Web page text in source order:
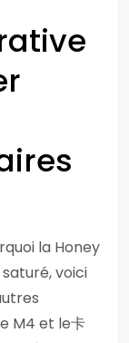
la Honey
voici
M4 et le卡